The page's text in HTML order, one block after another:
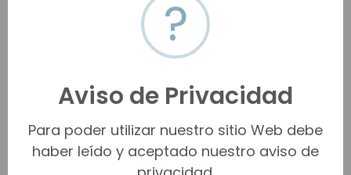
?
Aviso de Privacidad
Para poder utilizar nuestro sitio Web debe
haber leído y aceptado nuestro aviso de